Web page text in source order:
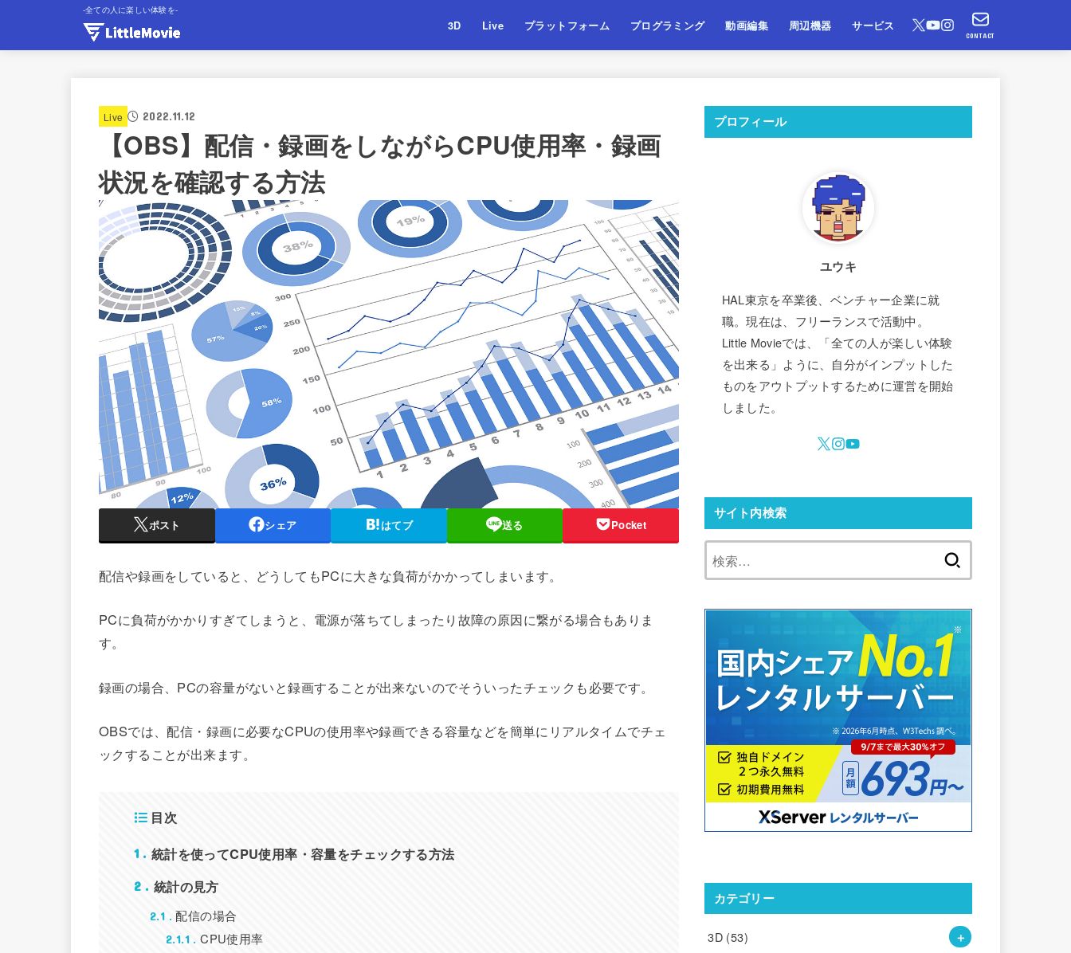
-全ての人に楽しい体験を-
3D Live プラットフォーム プログラミング 動画編集 周辺機器 サービス
CONTACT
Live 2022.11.12
【OBS】配信・録画をしながらCPU使用率・録画
状況を確認する方法
ポスト シェア はてブ 送る Pocket
配信や録画をしていると、どうしてもPCに大きな負荷がかかってしまいます。
PCに負荷がかかりすぎてしまうと、電源が落ちてしまったり故障の原因に繋がる場合もありま
す。
録画の場合、PCの容量がないと録画することが出来ないのでそういったチェックも必要です。
OBSでは、配信・録画に必要なCPUの使用率や録画できる容量などを簡単にリアルタイムでチェ
ックすることが出来ます。
目次
1 統計を使ってCPU使用率・容量をチェックする方法
2 統計の見方
2.1 配信の場合
2.1.1 CPU使用率
プロフィール
ユウキ
HAL東京を卒業後、ベンチャー企業に就
職。現在は、フリーランスで活動中。
Little Movieでは、「全ての人が楽しい体験
を出来る」ように、自分がインプットした
ものをアウトプットするために運営を開始
しました。
サイト内検索
カテゴリー
3D (53)